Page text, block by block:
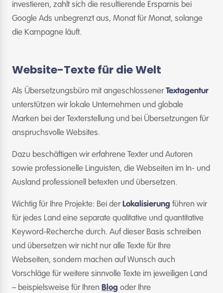
investieren, zahlt sich die resultierende Ersparnis bei
Google Ads unbegrenzt aus, Monat für Monat, solange
die Kampagne läuft.
Website-Texte für die Welt
Als Übersetzungsbüro mit angeschlossenerTextagentur
unterstützen wir lokale Unternehmen und globale
Marken bei der Texterstellung und bei Übersetzungen für
anspruchsvolle Websites.
Dazu beschäftigen wir erfahrene Texter und Autoren
sowie professionelle Linguisten, die Webseiten im In- und
Ausland professionell betexten und übersetzen.
Wichtig für Ihre Projekte: Bei derLokalisierung führen wir
für jedes Land eine separate qualitative und quantitative
Keyword-Recherche durch. Auf dieser Basis schreiben
und übersetzen wir nicht nur alle Texte für Ihre
Webseiten, sondern machen auf Wunsch auch
Vorschläge für weitere sinnvolle Texte im jeweiligen Land
– beispielsweise für Ihren Blog oder Ihre